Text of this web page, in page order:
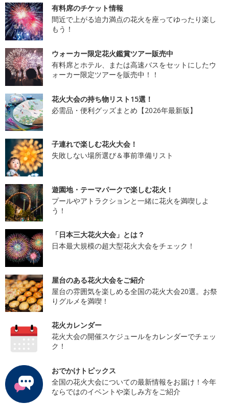
有料席のチケット情報
間近で上がる迫力満点の花火を座ってゆったり楽し
もう！
ウォーカー限定花火鑑賞ツアー販売中
有料席とホテル、または高速バスをセットにしたウ
ォーカー限定ツアーを販売中！！
花火大会の持ち物リスト15選！
必需品・便利グッズまとめ【2026年最新版】
子連れで楽しむ花火大会！
失敗しない場所選び＆事前準備リスト
遊園地・テーマパークで楽しむ花火！
プールやアトラクションと一緒に花火を満喫しよ
う！
「日本三大花火大会」とは？
日本最大規模の超大型花火大会をチェック！
屋台のある花火大会をご紹介
屋台の雰囲気を楽しめる全国の花火大会20選。お祭
りグルメを満喫！
花火カレンダー
花火大会の開催スケジュールをカレンダーでチェッ
ク！
おでかけトピックス
全国の花火大会についての最新情報をお届け！今年
ならではのイベントや楽しみ方をご紹介